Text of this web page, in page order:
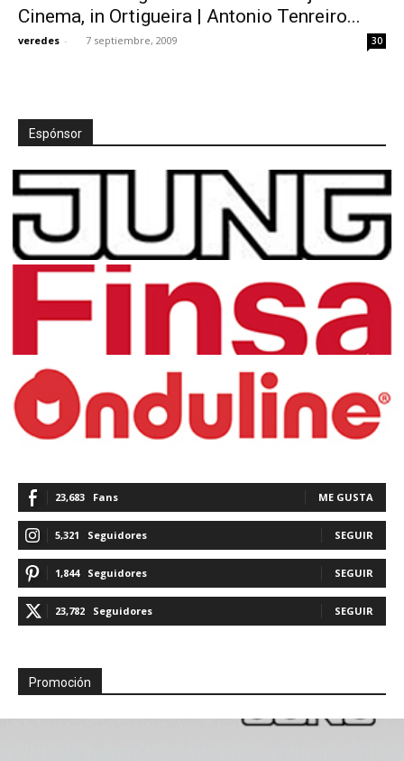
Cinema, in Ortigueira | Antonio Tenreiro...
veredes - 7 septiembre, 2009 30
Espónsor
23,683 Fans ME GUSTA
5,321 Seguidores SEGUIR
1,844 Seguidores SEGUIR
23,782 Seguidores SEGUIR
Promoción